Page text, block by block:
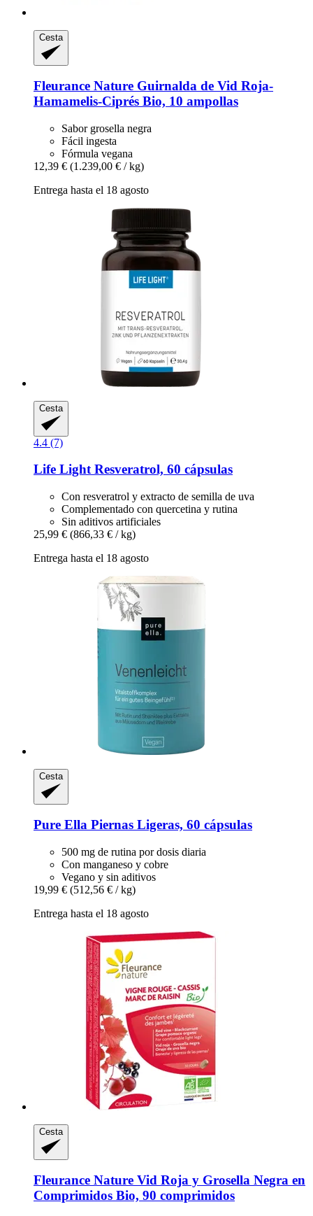
Cesta
Fleurance Nature Guirnalda de Vid Roja-​
Hamamelis-​Ciprés Bio, 10 ampollas
Sabor grosella negra
Fácil ingesta
Fórmula vegana
12,39 € (1.239,00 € / kg)
Entrega hasta el 18 agosto
Cesta
4.4 (7)
Life LightResveratrol, 60 cápsulas
Con resveratrol y extracto de semilla de uva
Complementado con quercetina y rutina
Sin aditivos artificiales
25,99 € (866,33 € / kg)
Entrega hasta el 18 agosto
Cesta
Pure Ella Piernas Ligeras, 60 cápsulas
500 mg de rutina por dosis diaria
Con manganeso y cobre
Vegano y sin aditivos
19,99 € (512,56 € / kg)
Entrega hasta el 18 agosto
Cesta
Fleurance Nature Vid Roja y Grosella Negra en
Comprimidos Bio, 90 comprimidos